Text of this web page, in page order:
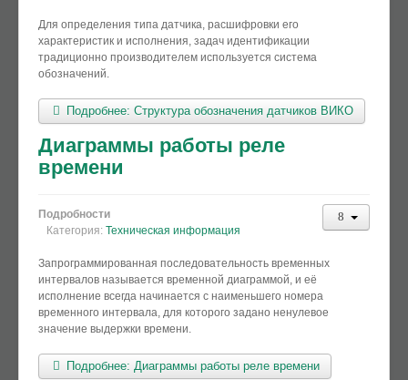
Для определения типа датчика, расшифровки его
характеристик и исполнения, задач идентификации
традиционно производителем используется система
обозначений.
Подробнее: Структура обозначения датчиков ВИКО
Диаграммы работы реле
времени
Подробности
Категория: Техническая информация
Запрограммированная последовательность временных
интервалов называется временной диаграммой, и её
исполнение всегда начинается с наименьшего номера
временного интервала, для которого задано ненулевое
значение выдержки времени.
Подробнее: Диаграммы работы реле времени